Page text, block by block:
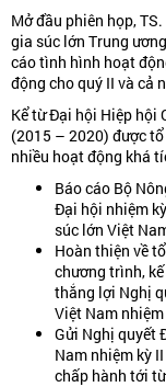
Mở đầu phiên họp,
gia súc lớn Trung
cáo tình hình hoạt
động cho quý II và cả
Kể từ Đại hội Hiệp hội
(2015 – 2020) được
nhiều hoạt động khá
Báo cáo Bộ
Đại hội nhiệm
súc lớn Việt
Hoàn thiện về
chương trình,
thắng lợi Nghị
Việt Nam
Gửi Nghị quyết
Nam nhiệm kỳ
chấp hành tới